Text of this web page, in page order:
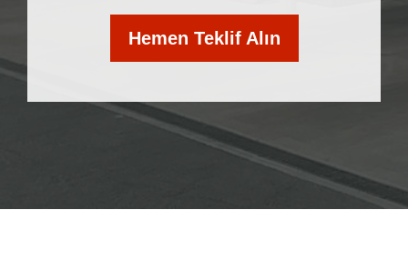
Hemen Teklif Alın